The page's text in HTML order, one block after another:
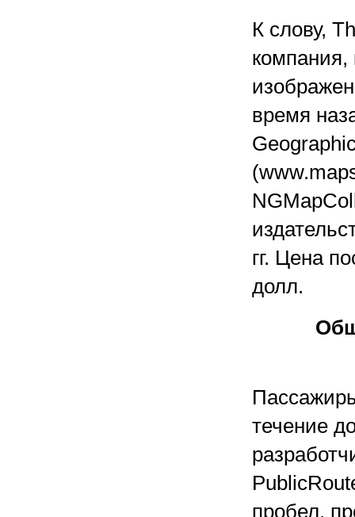
К слову,
компания,
время
гг. Цена
долл.
течение
пробел,